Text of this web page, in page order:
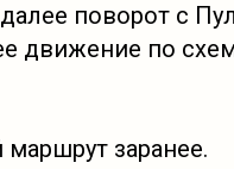
поворот с
движение по
заранее.